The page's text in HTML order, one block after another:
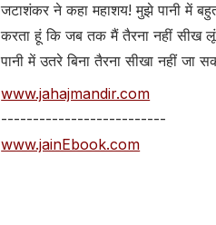
जटाशंकर ने कहा महाशय! मुझे पानी में
करता हूं कि जब तक मैं तैरना नहीं सीख
पानी में उतरे बिना तैरना सीखा नहीं जा
www.jahajmandir.com
--------------------------
www.jainEbook.com